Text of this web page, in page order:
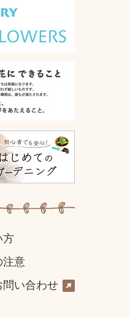
方
注意
問い合わせ